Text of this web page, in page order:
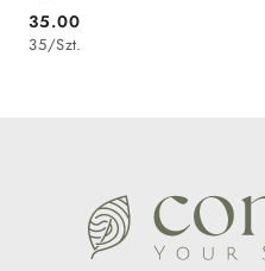
Cena:
35.00
35/Szt.